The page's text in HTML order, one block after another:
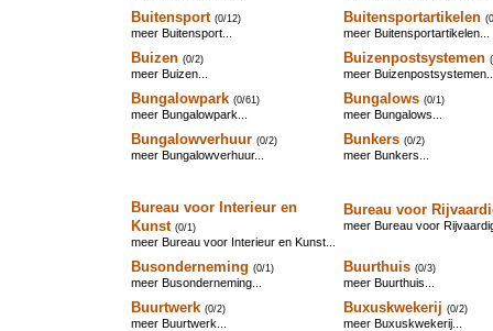
Buitensport (0/12)
meer Buitensport...
Buitensportartikelen
meer Buitensportartikelen...
Buizen (0/2)
meer Buizen...
Buizenpostsystemen
meer
Bungalowpark (0/61)
meer Bungalowpark...
Bungalows (0/1)
meer Bungalows...
Bungalowverhuur (0/2)
meer Bungalowverhuur...
Bunkers (0/2)
meer Bunkers...
Bureau voor Interieur en
Kunst (0/1)
meer Bureau voor Interieur en Kunst...
Bureau voor
meer Bureau voor
Busonderneming (0/1)
meer Busonderneming...
Buurthuis (0/3)
meer Buurthuis...
Buurtwerk (0/2)
meer Buurtwerk...
Buxuskwekerij (0/2)
meer Buxuskwekerij...